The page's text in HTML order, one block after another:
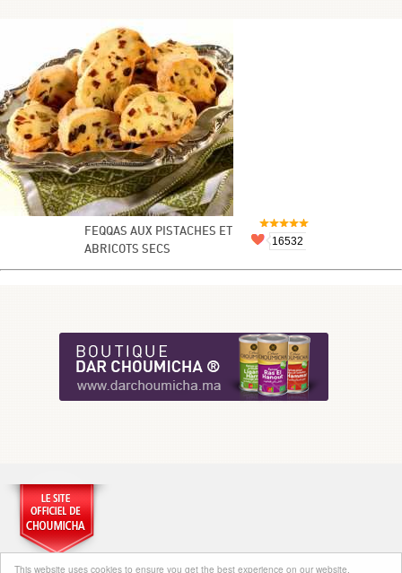
This website uses cookies to ensure you get the best experience on our website.
FEQQAS AUX PISTACHES ET
ABRICOTS SECS
16532